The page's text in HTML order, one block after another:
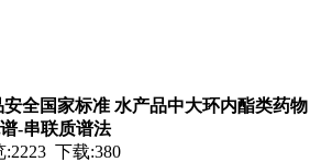
安全国家标准 水产品中大环内酯类药物
-串联质谱法
:2223 下载:380